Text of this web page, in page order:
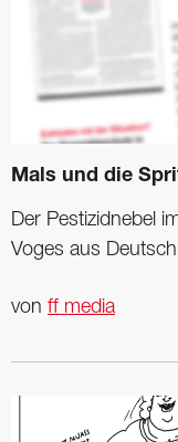
Mals und die
Der Pestizidnebel
Voges aus
von ff media